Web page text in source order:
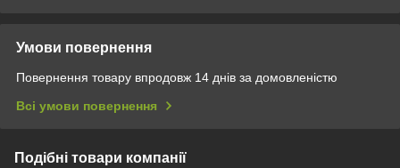
Умови повернення
Повернення товару впродовж 14 днів за домовленістю
Всі умови повернення
Подібні товари компанії